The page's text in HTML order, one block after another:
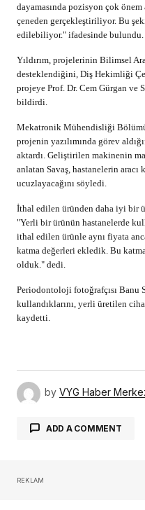
dayamasında pozisyon çok
çeneden gerçekleştiriliyor. Bu
edilebiliyor." ifadesinde bulundu.
Yıldırım, projelerinin Bilimsel
desteklendiğini, Diş Hekimliği
projeye Prof. Dr. Cem Gürgan ve
bildirdi.
Mekatronik Mühendisliği Bölümü
projenin yazılımında görev
aktardı. Geliştirilen makinenin
anlatan Savaş, hastanelerin
ucuzlayacağını söyledi.
İthal edilen üründen daha iyi bir
"Yerli bir ürünün hastanelerde
ithal edilen ürünle aynı fiyata
katma değerleri ekledik. Bu
olduk." dedi.
Periodontoloji fotoğrafçısı Banu
kullandıklarını, yerli üretilen
kaydetti.
by VYG Haber
ADD A COMMENT
REKLAM